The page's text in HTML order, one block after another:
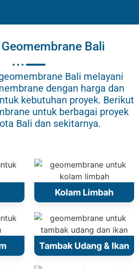
Bali
Bali melayani
dengan harga dan
kebutuhan proyek. Berikut
untuk berbagai proyek
Bali dan sekitarnya.
Kolam Limbah
Tambak Udang & Ikan